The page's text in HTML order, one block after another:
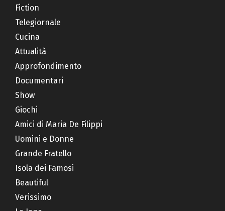
Fiction
Telegiornale
Cucina
Attualità
Approfondimento
Documentari
Show
Giochi
Amici di Maria De Filippi
Uomini e Donne
Grande Fratello
Isola dei Famosi
Beautiful
Verissimo